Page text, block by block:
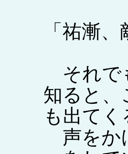
「祐漸、
それで
知ると、
も出てく
声をか